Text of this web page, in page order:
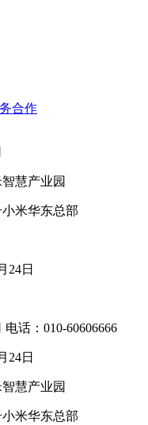
合作
慧产业园
米华东总部
24日
话：010-60606666
24日
慧产业园
米华东总部